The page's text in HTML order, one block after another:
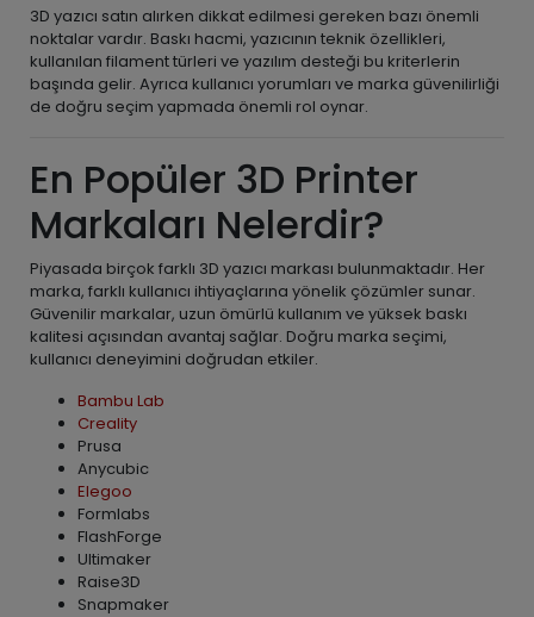
3D yazıcı satın alırken dikkat edilmesi gereken bazı önemli
noktalar vardır. Baskı hacmi, yazıcının teknik özellikleri,
kullanılan filament türleri ve yazılım desteği bu kriterlerin
başında gelir. Ayrıca kullanıcı yorumları ve marka güvenilirliği
de doğru seçim yapmada önemli rol oynar.
En Popüler 3D Printer
Markaları Nelerdir?
Piyasada birçok farklı 3D yazıcı markası bulunmaktadır. Her
marka, farklı kullanıcı ihtiyaçlarına yönelik çözümler sunar.
Güvenilir markalar, uzun ömürlü kullanım ve yüksek baskı
kalitesi açısından avantaj sağlar. Doğru marka seçimi,
kullanıcı deneyimini doğrudan etkiler.
Bambu Lab
Creality
Prusa
Anycubic
Elegoo
Formlabs
FlashForge
Ultimaker
Raise3D
Snapmaker